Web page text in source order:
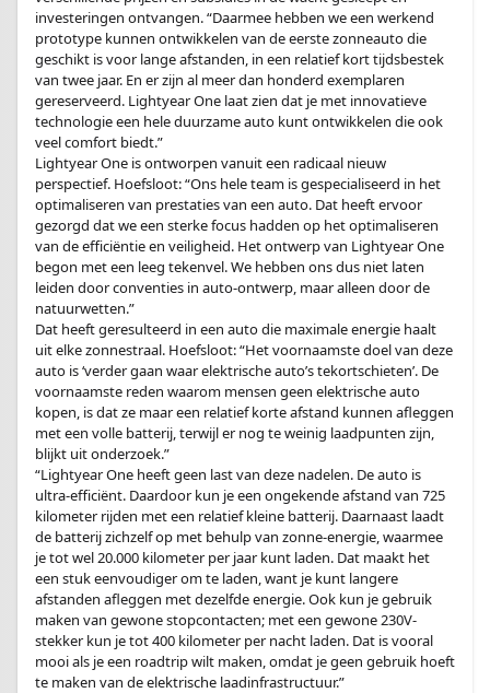
investeringen ontvangen. “Daarmee hebben we een werkend
prototype kunnen ontwikkelen van de eerste zonneauto die
geschikt is voor lange afstanden, in een relatief kort tijdsbestek
van twee jaar. En er zijn al meer dan honderd exemplaren
gereserveerd. Lightyear One laat zien dat je met innovatieve
technologie een hele duurzame auto kunt ontwikkelen die ook
veel comfort biedt.”
Lightyear One is ontworpen vanuit een radicaal nieuw
perspectief. Hoefsloot: “Ons hele team is gespecialiseerd in het
optimaliseren van prestaties van een auto. Dat heeft ervoor
gezorgd dat we een sterke focus hadden op het optimaliseren
van de efficiëntie en veiligheid. Het ontwerp van Lightyear One
begon met een leeg tekenvel. We hebben ons dus niet laten
leiden door conventies in auto-ontwerp, maar alleen door de
natuurwetten.”
Dat heeft geresulteerd in een auto die maximale energie haalt
uit elke zonnestraal. Hoefsloot: “Het voornaamste doel van deze
auto is ‘verder gaan waar elektrische auto’s tekortschieten’. De
voornaamste reden waarom mensen geen elektrische auto
kopen, is dat ze maar een relatief korte afstand kunnen afleggen
met een volle batterij, terwijl er nog te weinig laadpunten zijn,
blijkt uit onderzoek.”
“Lightyear One heeft geen last van deze nadelen. De auto is
ultra-efficiënt. Daardoor kun je een ongekende afstand van 725
kilometer rijden met een relatief kleine batterij. Daarnaast laadt
de batterij zichzelf op met behulp van zonne-energie, waarmee
je tot wel 20.000 kilometer per jaar kunt laden. Dat maakt het
een stuk eenvoudiger om te laden, want je kunt langere
afstanden afleggen met dezelfde energie. Ook kun je gebruik
maken van gewone stopcontacten; met een gewone 230V-
stekker kun je tot 400 kilometer per nacht laden. Dat is vooral
mooi als je een roadtrip wilt maken, omdat je geen gebruik hoeft
te maken van de elektrische laadinfrastructuur.”